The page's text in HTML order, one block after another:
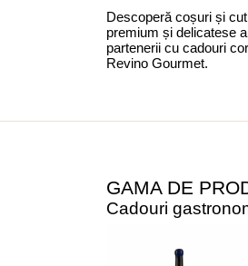
Descoperă coșuri și
premium și delicatese
partenerii cu cadouri
Revino Gourmet.
GAMA DE
Cadouri